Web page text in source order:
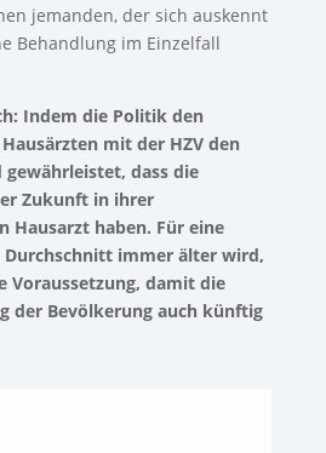
jemanden, der sich auskennt
Behandlung im Einzelfall
Indem die Politik den
mit der HZV den
dass die
Zukunft in ihrer
Hausarzt haben. Für eine
Durchschnitt immer älter wird,
Voraussetzung, damit die
der Bevölkerung auch künftig